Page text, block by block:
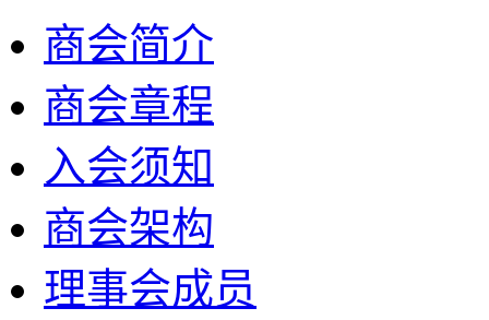
商会简介
商会章程
入会须知
商会架构
理事会成员